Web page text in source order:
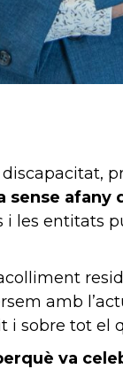
afany
entitats
amb
sobre tot el
va